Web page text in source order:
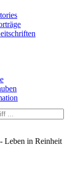
Leben in Reinheit